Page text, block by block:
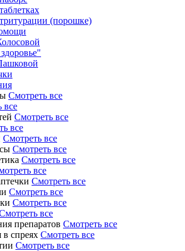
(порошке)
Смотреть все
все
Смотреть все
все
Смотреть все
Смотреть все
Смотреть все
все
Смотреть все
Смотреть все
Смотреть все
все
препаратов Смотреть все
в спреях Смотреть все
Смотреть все